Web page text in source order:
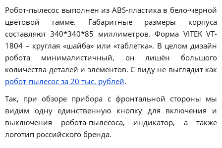
Робот-пылесос выполнен из ABS-пластика в бело-чёрной
цветовой гамме. Габаритные размеры корпуса
составляют 340*340*85 миллиметров. Форма VITEK VT-
1804 – круглая «шайба» или «таблетка». В целом дизайн
робота минималистичный, он лишён большого
количества деталей и элементов. С виду не выглядит как
робот-пылесос за 20 тыс. рублей.
Так, при обзоре прибора с фронтальной стороны мы
видим одну единственную кнопку для включения и
выключения робота-пылесоса, индикатор, а также
логотип российского бренда.